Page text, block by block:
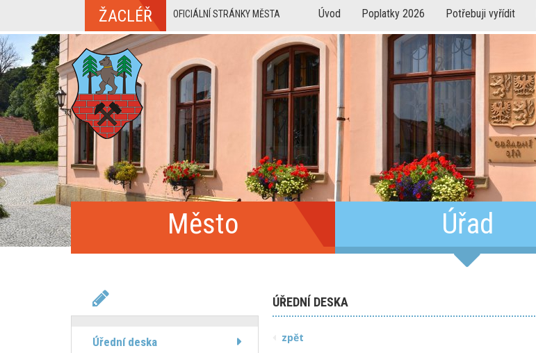
ŽACLÉŘ OFICIÁLNÍ STRÁNKY MĚSTA Úvod Poplatky 2026 Potřebuji vyřídit
Město Úřad
Úřední deska
ÚŘEDNÍ DESKA
zpět